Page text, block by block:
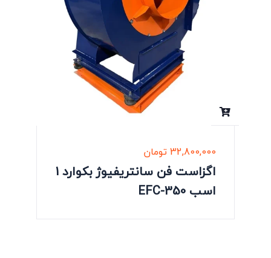
32,800,000تومان
اگزاست فن سانتریفیوژ بکوارد 1
اسب EFC-350